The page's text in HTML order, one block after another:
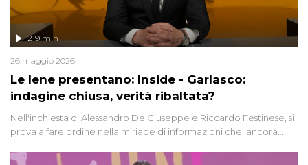
Le Iene presentano: Inside - Garlasco:
indagine chiusa, verità ribaltata?
219 min
26 maggio 2026
Nell'inchiesta di Alessandro De Giuseppe e Riccardo Festinese, si
prova a fare ordine nella miriade di informazioni che, ancora
giudiziarie più discusse degli ultimi anni. Lo speciale ricostruisce la